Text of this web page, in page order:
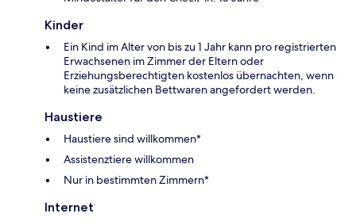
Kinder
Ein Kind im Alter von bis zu 1 Jahr kann pro registrierten
Erwachsenen im Zimmer der Eltern oder
Erziehungsberechtigten kostenlos übernachten, wenn
keine zusätzlichen Bettwaren angefordert werden.
Haustiere
Haustiere sind willkommen*
Assistenztiere willkommen
Nur in bestimmten Zimmern*
Internet